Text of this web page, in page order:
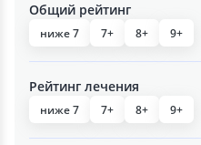
Общий рейтинг
ниже 7 7+ 8+ 9+
Рейтинг лечения
ниже 7 7+ 8+ 9+